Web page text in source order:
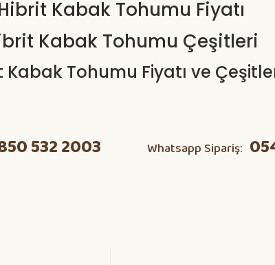
Kabak Tohumu Fiyatı
Kabak Tohumu Çeşitleri
Kabak Tohumu Fiyatı ve
532 2003 Whatsapp Sipariş: